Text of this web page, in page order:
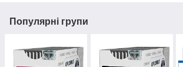
Популярні групи